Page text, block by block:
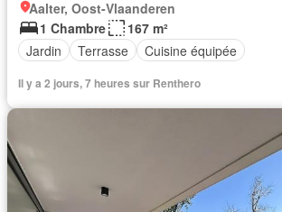
Aalter, Oost-Vlaanderen
1 Chambre
167 m²
Jardin
Terrasse Cuisine équipée
Il y a 2 jours, 7 heures sur Renthero